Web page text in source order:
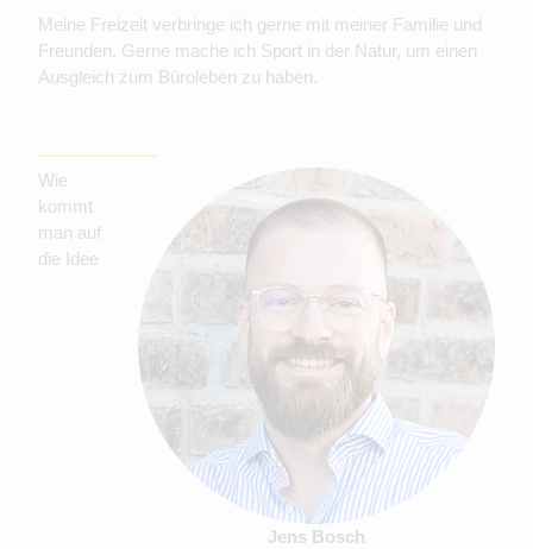
Meine Freizeit verbringe ich gerne mit meiner Familie und
Freunden. Gerne mache ich Sport in der Natur, um einen
Ausgleich zum Büroleben zu haben.
Jens Bosch
Wie
kommt
man auf
die Idee